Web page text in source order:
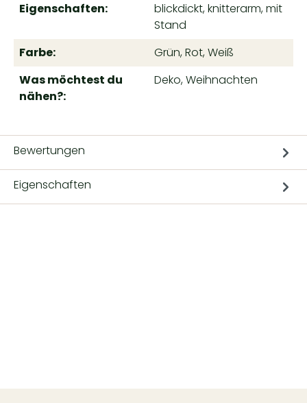
Eigenschaften:
blickdickt, knitterarm, mit
Stand
Farbe:
Grün, Rot, Weiß
Was möchtest du
nähen?:
Deko, Weihnachten
Bewertungen
Eigenschaften